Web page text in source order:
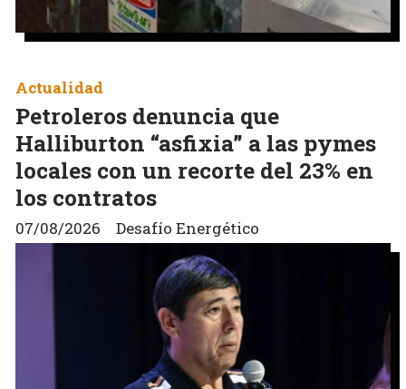
Petroleros denuncia que
Halliburton “asfixia” a las pymes
locales con un recorte del 23% en
los contratos
Desafío Energético
Actualidad
07/08/2026